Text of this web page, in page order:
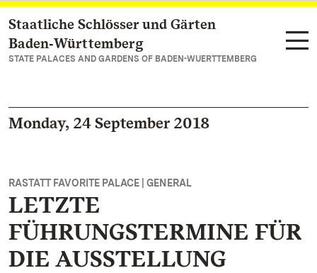
Navigate to main page
Staatliche Schlösser und Gärten
Baden‑Württemberg
STATE PALACES AND GARDENS OF BADEN-WUERTTEMBERG
Monday, 24 September 2018
RASTATT FAVORITE PALACE | GENERAL
LETZTE
FÜHRUNGSTERMINE FÜR
DIE AUSSTELLUNG